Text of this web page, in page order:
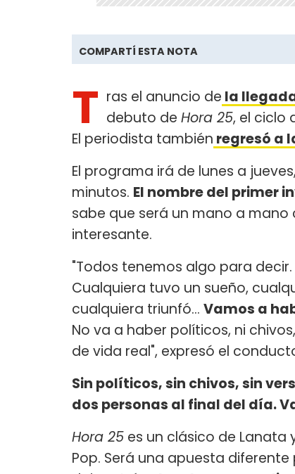
COMPARTÍ ESTA NOTA
T ras el anuncio de la
debuto de Hora 25, el ciclo
El periodista también regresó a
El programa irá de lunes a
minutos. El nombre del primer
sabe que será un mano a
interesante.
"Todos tenemos algo para
Cualquiera tuvo un sueño,
cualquiera triunfó... Vamos a
No va a haber políticos, ni
de vida real", expresó el
Sin políticos, sin chivos, sin
dos personas al final del día.
Hora 25 es un clásico de Lanata
Pop. Será una apuesta